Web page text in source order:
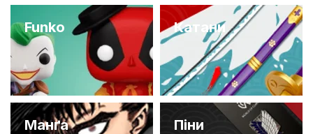
Funko Катани
Манґа Піни